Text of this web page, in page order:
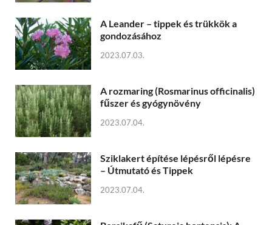
A Leander – tippek és trükkök a
gondozásához
2023.07.03.
A rozmaring (Rosmarinus officinalis)
fűszer és gyógynövény
2023.07.04.
Sziklakert építése lépésről lépésre
– Útmutató és Tippek
2023.07.04.